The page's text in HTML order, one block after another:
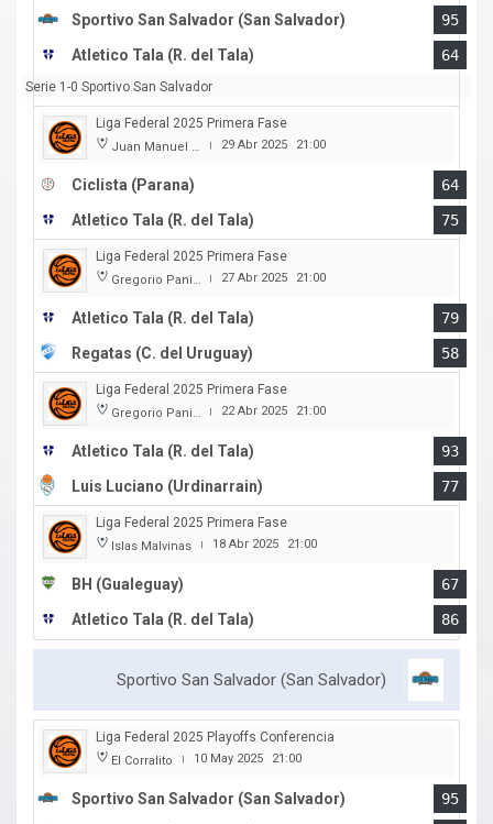
Sportivo San Salvador (San Salvador)
95
Atletico Tala (R. del Tala)
64
Serie 1-0 Sportivo San Salvador
Liga Federal 2025 Primera Fase
Juan Manuel A. Baglietto | 29 Abr 2025 21:00
Ciclista (Parana)
64
Atletico Tala (R. del Tala)
75
Liga Federal 2025 Primera Fase
Gregorio Panizza | 27 Abr 2025 21:00
Atletico Tala (R. del Tala)
79
Regatas (C. del Uruguay)
58
Liga Federal 2025 Primera Fase
Gregorio Panizza | 22 Abr 2025 21:00
Atletico Tala (R. del Tala)
93
Luis Luciano (Urdinarrain)
77
Liga Federal 2025 Primera Fase
Islas Malvinas | 18 Abr 2025 21:00
BH (Gualeguay)
67
Atletico Tala (R. del Tala)
86
Sportivo San Salvador (San Salvador)
Liga Federal 2025 Playoffs Conferencia
El Corralito | 10 May 2025 21:00
Sportivo San Salvador (San Salvador)
95